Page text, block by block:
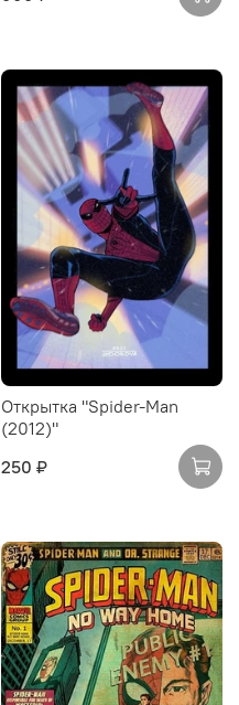
Открытка "Spider-Man
(2012)"
250 ₽